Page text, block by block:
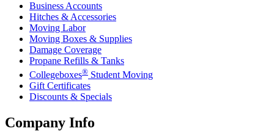
Business Accounts
Hitches & Accessories
Moving Labor
Moving Boxes & Supplies
Damage Coverage
Propane Refills & Tanks
Collegeboxes® Student Moving
Gift Certificates
Discounts & Specials
Company Info